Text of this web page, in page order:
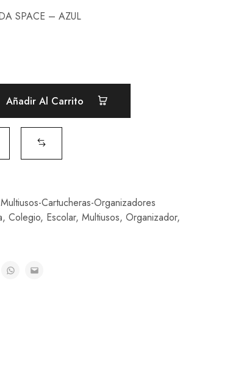
SPACE – AZUL
Añadir Al Carrito
Multiusos-Cartucheras-Organizadores
, Colegio, Escolar, Multiusos, Organizador,